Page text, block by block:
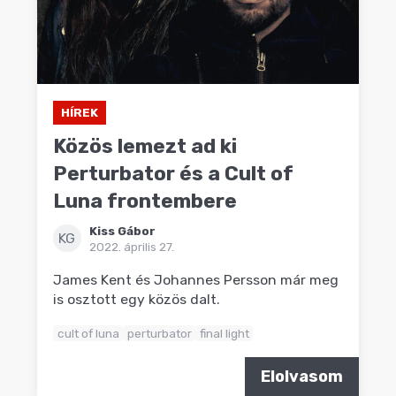
HÍREK
Közös lemezt ad ki
Perturbator és a Cult of
Luna frontembere
KG
Kiss Gábor
2022. április 27.
James Kent és Johannes Persson már meg
is osztott egy közös dalt.
cult of luna perturbator final light
Elolvasom